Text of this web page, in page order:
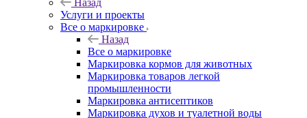
Назад
Услуги и проекты
Все о маркировке
Назад
Все о маркировке
Маркировка кормов для животных
Маркировка товаров легкой
промышленности
Маркировка антисептиков
Маркировка духов и туалетной воды